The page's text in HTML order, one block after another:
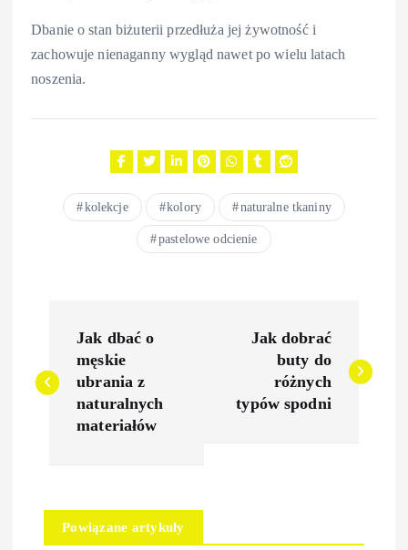
Dbanie o stan biżuterii przedłuża jej żywotność i
zachowuje nienaganny wygląd nawet po wielu latach
noszenia.
kolekcje kolory naturalne tkaniny
pastelowe odcienie
a
g
Jak dbać o
męskie
ubrania z
naturalnych
materiałów
Jak dobrać
buty do
różnych
typów spodni
Powiązane artykuły